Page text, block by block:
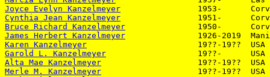
Joyce Evelyn Kanzelmeyer
Cynthia Jean Kanzelmeyer
Bruce Richard Kanzelmeyer
James Herbert Kanzelmeyer
Karen Kanzelmeyer
Garold L. Kanzelmeyer
Alta Mae Kanzelmeyer
Merle M. Kanzelmeyer